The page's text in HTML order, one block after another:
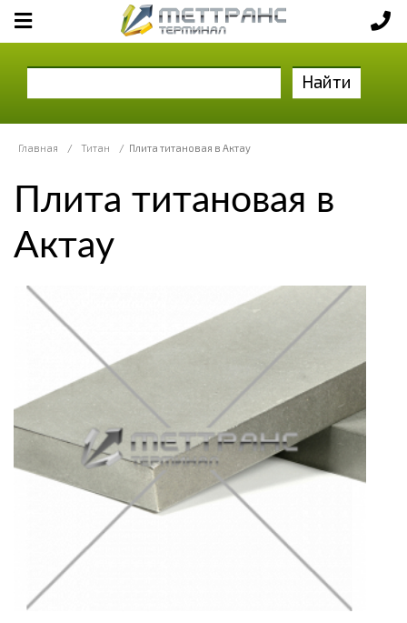
Найти
Главная / Титан / Плита титановая в Актау
Плита титановая в
Актау